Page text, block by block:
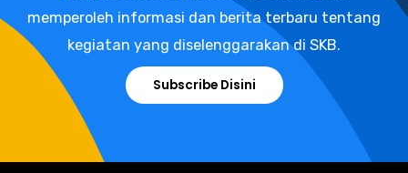
memperoleh informasi dan berita terbaru tentang
kegiatan yang diselenggarakan di SKB.
Subscribe Disini